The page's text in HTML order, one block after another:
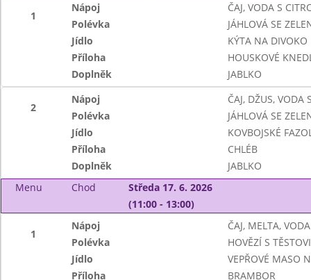
1
Nápoj
ČAJ, VODA S
Polévka
JÁHLOVÁ SE
Jídlo
KÝTA NA DIVOKO
Příloha
HOUSKOVÉ
Doplněk
JABLKO
2
Nápoj
ČAJ, DŽUS, VODA
Polévka
JÁHLOVÁ SE
Jídlo
KOVBOJSKÉ
Příloha
CHLÉB
Doplněk
JABLKO
Menu
Chod
Středa 17. 6. 2026
(11:00 - 13:00)
1
Nápoj
ČAJ, MELTA,
Polévka
HOVĚZÍ S
Jídlo
VEPŘOVÉ MASO
Příloha
BRAMBOR